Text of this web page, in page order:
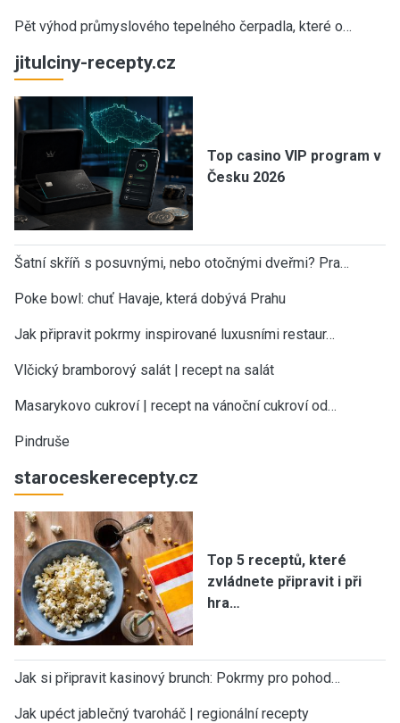
Pět výhod průmyslového tepelného čerpadla, které o…
jitulciny-recepty.cz
Top casino VIP program v
Česku 2026
Šatní skříň s posuvnými, nebo otočnými dveřmi? Pra…
Poke bowl: chuť Havaje, která dobývá Prahu
Jak připravit pokrmy inspirované luxusními restaur…
Vlčický bramborový salát | recept na salát
Masarykovo cukroví | recept na vánoční cukroví od…
Pindruše
staroceskerecepty.cz
Top 5 receptů, které
zvládnete připravit i při
hra…
Jak si připravit kasinový brunch: Pokrmy pro pohod…
Jak upéct jablečný tvaroháč | regionální recepty